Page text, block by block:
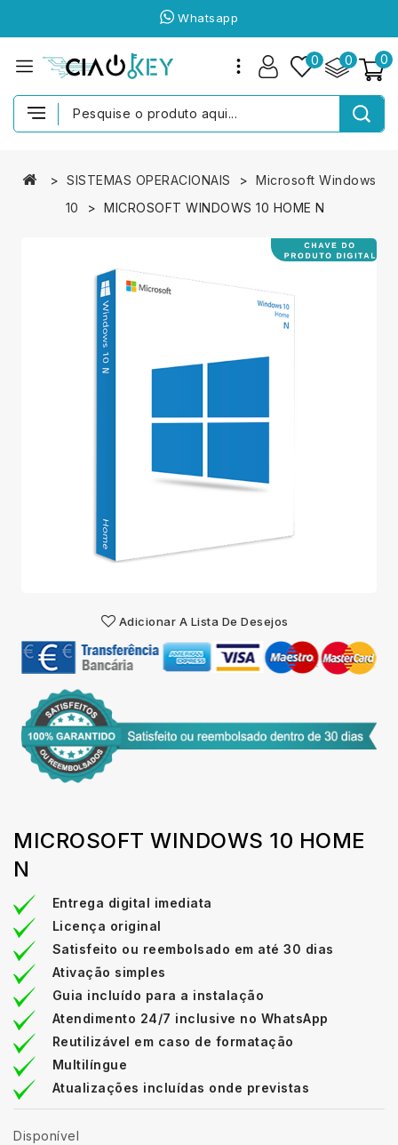
Whatsapp
0
0
0
SISTEMAS OPERACIONAIS
Microsoft Windows
10
MICROSOFT WINDOWS 10 HOME N
Adicionar A Lista De Desejos
MICROSOFT WINDOWS 10 HOME
N
Entrega digital imediata
Licença original
Satisfeito ou reembolsado em até 30 dias
Ativação simples
Guia incluído para a instalação
Atendimento 24/7 inclusive no WhatsApp
Reutilizável em caso de formatação
Multilíngue
Atualizações incluídas onde previstas
Disponível